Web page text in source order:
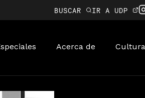
BUSCAR IR A UDP
Acerca de